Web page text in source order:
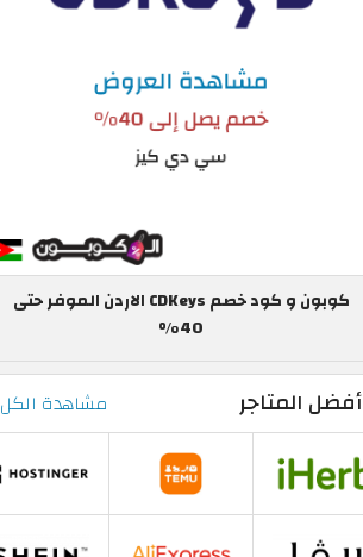
كوبون و كود خصم CDKeys الاردن الموفر حتى
40%
أفضل المتاجر مشاهدة الكل